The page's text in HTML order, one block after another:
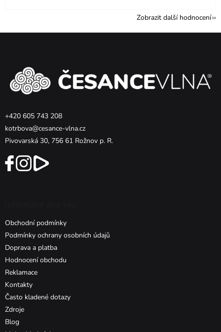
Zobrazit další hodnocení
Z
+420 605 743 208
kotrbova@cesance-vlna.cz
Pivovarská 30, 756 61 Rožnov p. R.
Obchodní podmínky
Podmínky ochrany osobních údajů
Doprava a platba
Hodnocení obchodu
Reklamace
Kontakty
Často kladené dotazy
Zdroje
Blog